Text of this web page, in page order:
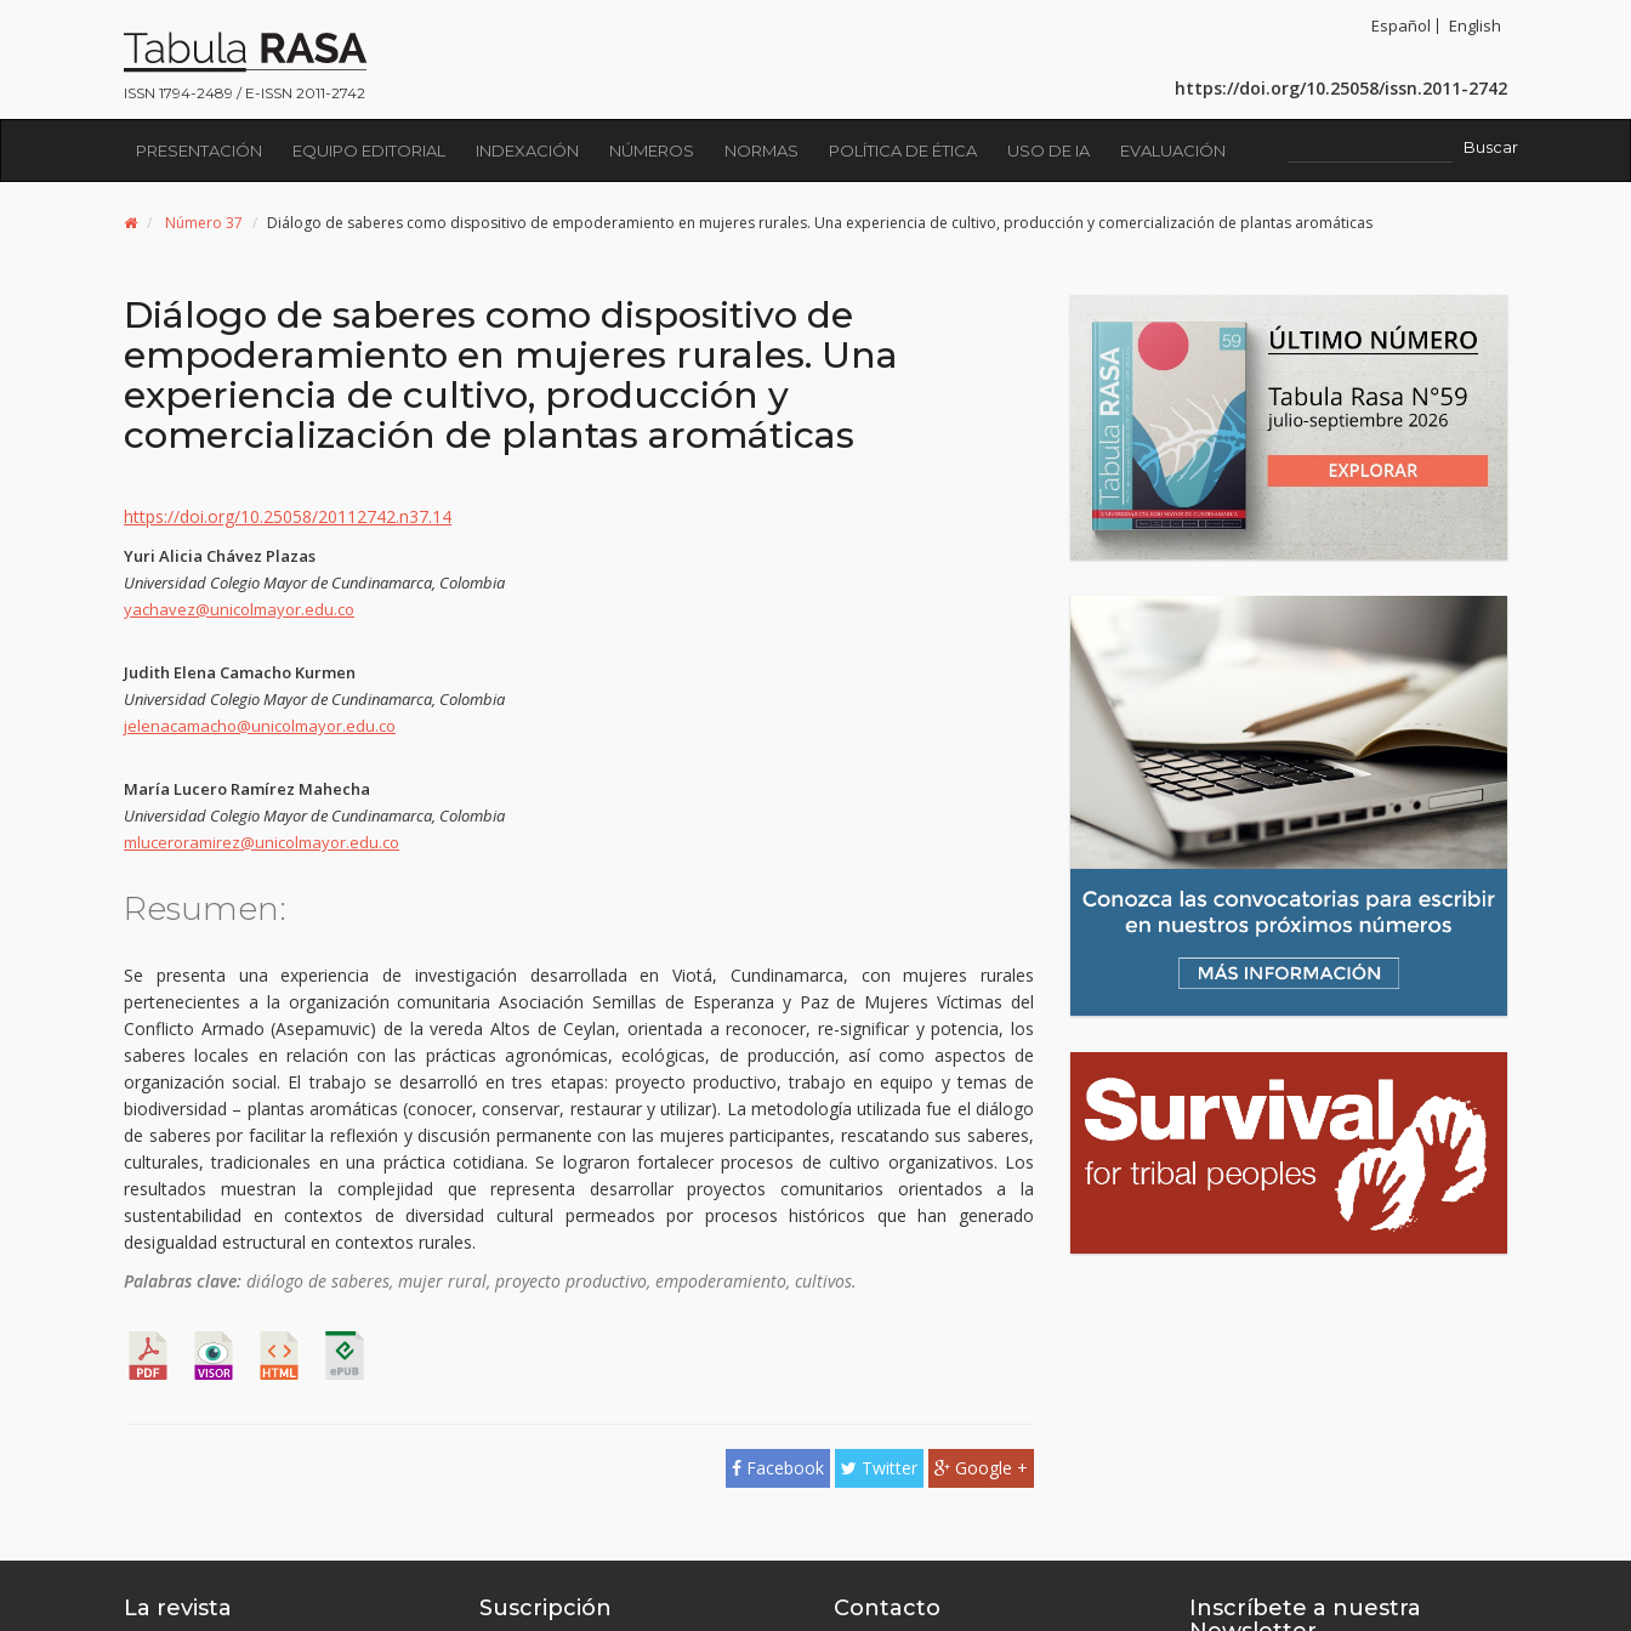
ISSN 1794-2489 / E-ISSN 2011-2742
Español English
https://doi.org/10.25058/issn.2011-2742
PRESENTACIÓN EQUIPO EDITORIAL INDEXACIÓN NÚMEROS NORMAS POLÍTICA DE ÉTICA USO DE IA EVALUACIÓN
Número 37 Diálogo de saberes como dispositivo de empoderamiento en mujeres rurales. Una experiencia de cultivo, producción y comercialización de plantas aromáticas
Diálogo de saberes como dispositivo de
empoderamiento en mujeres rurales. Una
experiencia de cultivo, producción y
comercialización de plantas aromáticas
https://doi.org/10.25058/20112742.n37.14
Yuri Alicia Chávez Plazas
Universidad Colegio Mayor de Cundinamarca, Colombia
yachavez@unicolmayor.edu.co
Judith Elena Camacho Kurmen
Universidad Colegio Mayor de Cundinamarca, Colombia
jelenacamacho@unicolmayor.edu.co
María Lucero Ramírez Mahecha
Universidad Colegio Mayor de Cundinamarca, Colombia
mluceroramirez@unicolmayor.edu.co
Resumen:
Se presenta una experiencia de investigación desarrollada en Viotá, Cundinamarca, con mujeres rurales
pertenecientes a la organización comunitaria Asociación Semillas de Esperanza y Paz de Mujeres Víctimas del
Conflicto Armado (Asepamuvic) de la vereda Altos de Ceylan, orientada a reconocer, re-significar y potencia, los
saberes locales en relación con las prácticas agronómicas, ecológicas, de producción, así como aspectos de
organización social. El trabajo se desarrolló en tres etapas: proyecto productivo, trabajo en equipo y temas de
biodiversidad – plantas aromáticas (conocer, conservar, restaurar y utilizar). La metodología utilizada fue el diálogo
de saberes por facilitar la reflexión y discusión permanente con las mujeres participantes, rescatando sus saberes,
culturales, tradicionales en una práctica cotidiana. Se lograron fortalecer procesos de cultivo organizativos. Los
resultados muestran la complejidad que representa desarrollar proyectos comunitarios orientados a la
sustentabilidad en contextos de diversidad cultural permeados por procesos históricos que han generado
desigualdad estructural en contextos rurales.
Palabras clave: diálogo de saberes, mujer rural, proyecto productivo, empoderamiento, cultivos.
Facebook Twitter Google +
La revista Suscripción Contacto
Inscríbete a nuestra